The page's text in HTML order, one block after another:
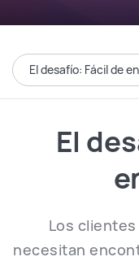
El desafío: Fácil de
El
Los
necesitan